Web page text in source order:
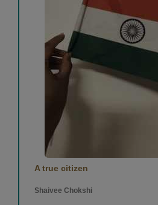
A true citizen
Shaivee Chokshi